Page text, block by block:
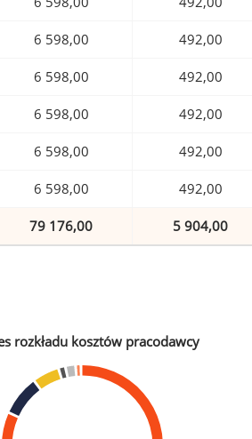
6 598,00 492,00
6 598,00 492,00
6 598,00 492,00
6 598,00 492,00
6 598,00 492,00
79 176,00 5 904,00
rozkładu kosztów pracodawcy